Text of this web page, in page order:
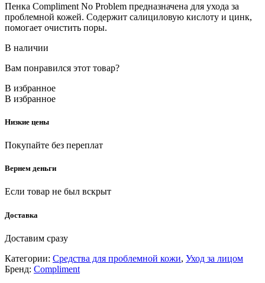
Пенка Compliment No Problem предназначена для ухода за
проблемной кожей. Содержит салициловую кислоту и цинк,
помогает очистить поры.
В наличии
Вам понравился этот товар?
В избранное
В избранное
Низкие цены
Покупайте без переплат
Вернем деньги
Если товар не был вскрыт
Доставка
Доставим сразу
Категории: Средства для проблемной кожи, Уход за лицом
Бренд: Compliment